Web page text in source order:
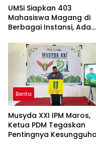
UMSi Siapkan 403
Mahasiswa Magang di
Berbagai Instansi, Ada
Taiwan
Berita
Musyda XXI IPM Maros,
Ketua PDM Tegaskan
Pentingnya